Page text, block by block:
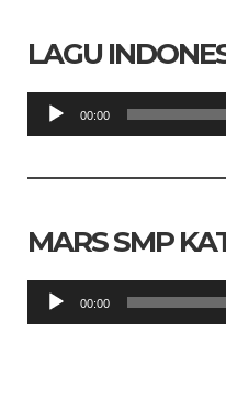
LAGU
Pemutar
Audio
00:00
MARS SMP
Pemutar
Audio
00:00